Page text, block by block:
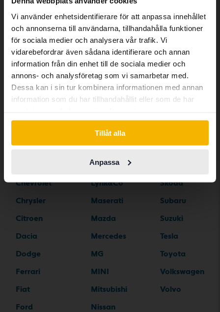
Vi använder enhetsidentifierare för att anpassa innehållet
och annonserna till användarna, tillhandahålla funktioner
för sociala medier och analysera vår trafik. Vi
vidarebefordrar även sådana identifierare och annan
information från din enhet till de sociala medier och
annons- och analysföretag som vi samarbetar med.
Dessa kan i sin tur kombinera informationen med annan
information som du har tillhandahållit eller som de har
Tillåt alla
Anpassa
Bilmärken
Alfa Romeo
Aston Martin
BYD
Chevrolet
Chrysler
Citroen
Dacia
Dodge
Ferrari
Fiat
Ford
Iveco
KIA
Land Rover
Lexus
Lynk&Co
Maserati
Mazda
Mercedes
MG
MINI
Mitsubishi
Nissan
Polestar
Saab
Skoda
Subaru
Suzuki
Tesla
Toyota
Volkswagen
Volvo
Swedish. To better service our friends
abroad we have an English language
site (kvdcars.com) that contains all the
same vehicles and services.
Continue in Swedish